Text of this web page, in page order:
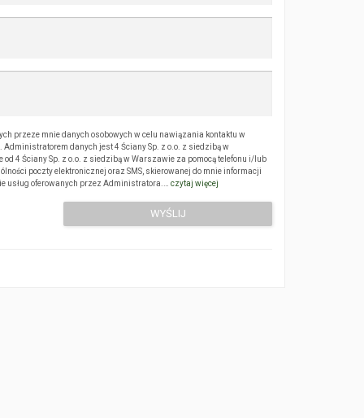
przeze mnie danych osobowych w celu nawiązania kontaktu w
danych jest 4 Ściany Sp. z o.o. z siedzibą w
4 Ściany Sp. z o.o. z siedzibą w Warszawie za pomocą telefonu i/lub
poczty elektronicznej oraz SMS, skierowanej do mnie informacji
usług oferowanych przez Administratora.… czytaj więcej